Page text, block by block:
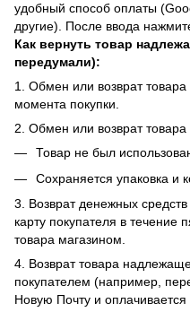
удобный способ оплаты
другие). После ввода
Как вернуть товар
передумали):
1. Обмен или возврат
момента покупки.
2. Обмен или возврат товара
Товар не был
Сохраняется упаковка и
3. Возврат денежных
карту покупателя в течение
товара магазином.
4. Возврат товара
покупателем (например,
Новую Почту и оплачивается